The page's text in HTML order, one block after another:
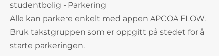
studentbolig - Parkering
Alle kan parkere enkelt med appen APCOA FLOW.
Bruk takstgruppen som er oppgitt på stedet for å
starte parkeringen.